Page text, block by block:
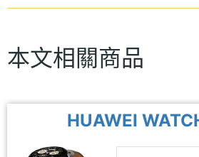
本文相關商品
HUAWEI